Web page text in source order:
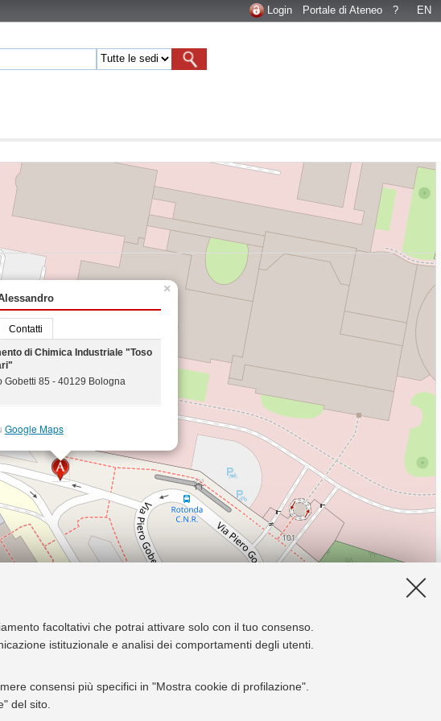
facoltativi che potrai attivare solo con il tuo consenso.
istituzionale e analisi dei comportamenti degli utenti.
consensi più specifici in "Mostra cookie di profilazione".
del sito.
Login Portale di Ateneo ? EN
Contatti
di Chimica Industriale "Toso
Gobetti 85 - 40129 Bologna
Google Maps
×